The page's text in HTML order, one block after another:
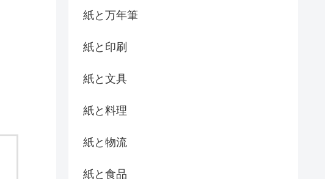
紙と万年筆
紙と印刷
紙と文具
紙と料理
紙と物流
紙と食品